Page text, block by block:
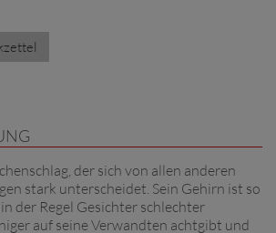
der sich von allen anderen
stark unterscheidet. Sein Gehirn ist so
der Regel Gesichter schlechter
auf seine Verwandten achtgibt und